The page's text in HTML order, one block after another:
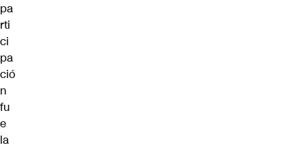
pa
rti
ci
pa
ció
n
fu
e
la